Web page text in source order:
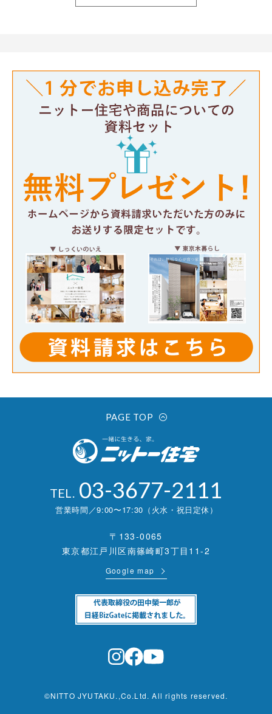
PAGE TOP
TEL. 03-3677-2111
営業時間／9:00〜17:30（火水・祝日定休）
〒133-0065
東京都江戸川区南篠崎町3丁目11-2
Google map
©NITTO JYUTAKU.,Co.Ltd. All rights reserved.